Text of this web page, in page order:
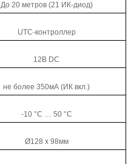
До 20 метров (21 ИК-диод)
UTC-контроллер
12В DC
не более 350мА (ИК вкл.)
-10 °C … 50 °C
Ø128 х 98мм